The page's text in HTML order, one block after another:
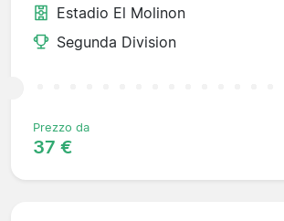
Estadio El Molinon
Segunda Division
Prezzo da
37 €